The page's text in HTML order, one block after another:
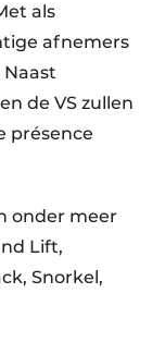
als
afnemers
de VS zullen
présence
onder meer
Lift,
Snorkel,